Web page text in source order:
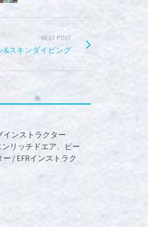
NEXT POST
&スキンダイビング
インストラクター
リッチドエア、ピー
/ EFRインストラク